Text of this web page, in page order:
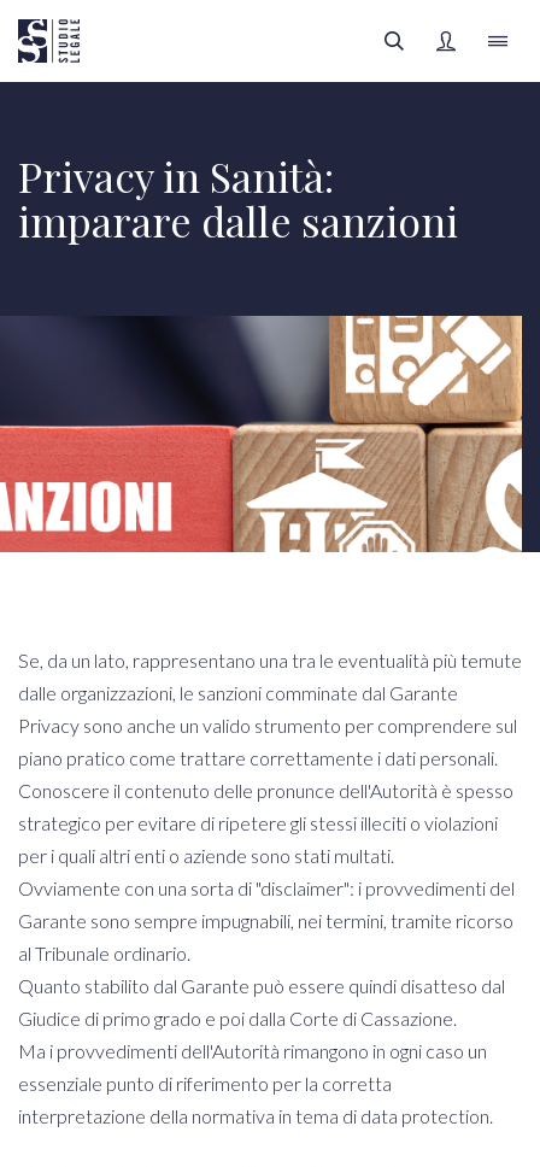
IL TEAM
APPROFONDIMENTI
FOCUS SANITÀ
REGISTRATI
Tutti gli autori
Privacy in Sanità:
imparare dalle sanzioni
Se, da un lato, rappresentano una tra le eventualità più temute
dalle organizzazioni, le sanzioni comminate dal Garante
Privacy sono anche un valido strumento per comprendere sul
piano pratico come trattare correttamente i dati personali.
Conoscere il contenuto delle pronunce dell'Autorità è spesso
strategico per evitare di ripetere gli stessi illeciti o violazioni
per i quali altri enti o aziende sono stati multati.
Ovviamente con una sorta di "disclaimer": i provvedimenti del
Garante sono sempre impugnabili, nei termini, tramite ricorso
al Tribunale ordinario.
Quanto stabilito dal Garante può essere quindi disatteso dal
Giudice di primo grado e poi dalla Corte di Cassazione.
Ma i provvedimenti dell'Autorità rimangono in ogni caso un
essenziale punto di riferimento per la corretta
interpretazione della normativa in tema di data protection.